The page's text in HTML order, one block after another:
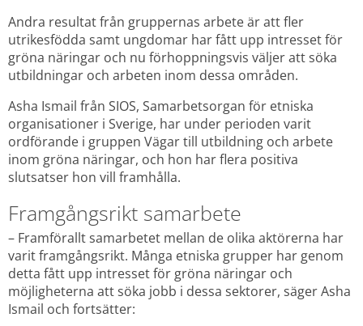
Andra resultat från gruppernas arbete är att fler
utrikesfödda samt ungdomar har fått upp intresset för
gröna näringar och nu förhoppningsvis väljer att söka
utbildningar och arbeten inom dessa områden.
Asha Ismail från SIOS, Samarbetsorgan för etniska
organisationer i Sverige, har under perioden varit
ordförande i gruppen Vägar till utbildning och arbete
inom gröna näringar, och hon har flera positiva
slutsatser hon vill framhålla.
Framgångsrikt samarbete
– Framförallt samarbetet mellan de olika aktörerna har
varit framgångsrikt. Många etniska grupper har genom
detta fått upp intresset för gröna näringar och
möjligheterna att söka jobb i dessa sektorer, säger Asha
Ismail och fortsätter: